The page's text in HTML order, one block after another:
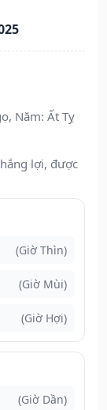
Năm: Ất Tỵ
lợi, được
(Giờ Thìn)
(Giờ Mùi)
(Giờ Hợi)
(Giờ Dần)